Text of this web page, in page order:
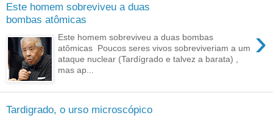
Este homem sobreviveu a duas
bombas atômicas
›
Este homem sobreviveu a duas bombas
atômicas Poucos seres vivos sobreviveriam a um
ataque nuclear (Tardígrado e talvez a barata) ,
mas ap...
Tardigrado, o urso microscópico